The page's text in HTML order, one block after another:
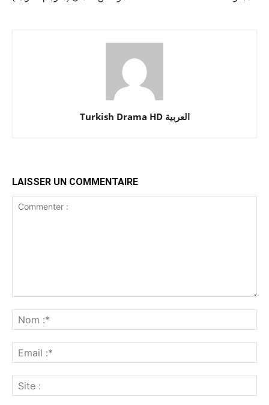
Turkish Drama HD العربية
LAISSER UN COMMENTAIRE